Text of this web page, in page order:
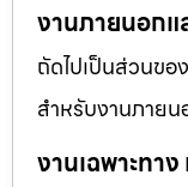
งานภายนอกแ
ถัดไปเป็นส่วนข
สำหรับงานภายน
งานเฉพาะทา